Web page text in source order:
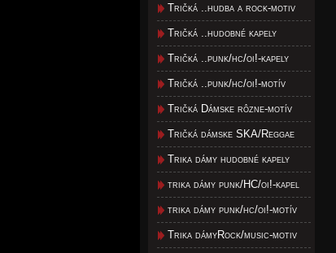
Tričká ..hudba a rock-motiv
Tričká ..hudobné kapely
Tričká ..punk/hc/oi!-kapely
Tričká ..punk/hc/oi!-motív
Tričká Dámske rôzne-motív
Tričká dámske SKA/Reggae
Trika dámy hudobné kapely
trika dámy punk/HC/oi!-kapel
trika dámy punk/hc/oi!-motív
Trika dámyRock/music-motiv